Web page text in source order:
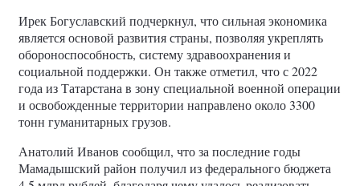
Ирек Богуславский подчеркнул, что сильная экономика
является основой развития страны, позволяя укреплять
обороноспособность, систему здравоохранения и
социальной поддержки. Он также отметил, что с 2022
года из Татарстана в зону специальной военной операции
и освобожденные территории направлено около 3300
тонн гуманитарных грузов.
Анатолий Иванов сообщил, что за последние годы
Мамадышский район получил из федерального бюджета